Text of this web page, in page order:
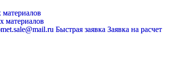
материалов
Быстрая заявка Заявка на расчет